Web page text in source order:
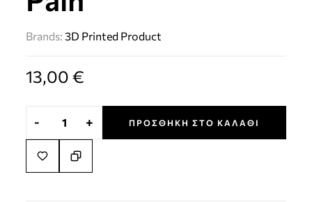
Brands: 3D Printed Product
13,00€
- + ΠΡΟΣΘΉΚΗ ΣΤΟ ΚΑΛΆΘΙ